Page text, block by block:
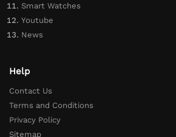
Smart Watches
Youtube
News
Help
Contact Us
Terms and Conditions
Privacy Policy
Sitemap